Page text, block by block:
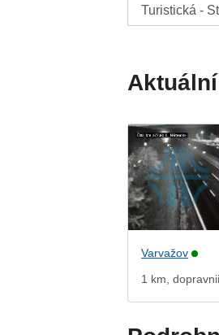
Turistická -
Varvažov
1 km,